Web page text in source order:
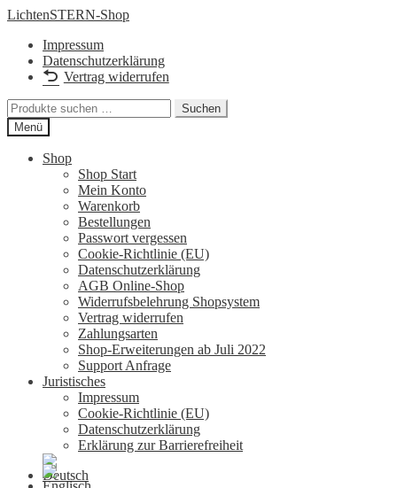
Zur
springen
Zum
springen
LichtenSTERN-Shop
Impressum
Datenschutzerklärung
Vertrag widerrufen
Suchen
nach:
Suchen
Menü
Shop
Shop Start
Mein Konto
Warenkorb
Bestellungen
Passwort vergessen
Cookie-Richtlinie (EU)
Datenschutzerklärung
AGB Online-Shop
Widerrufsbelehrung Shopsystem
Vertrag widerrufen
Zahlungsarten
Shop-Erweiterungen ab Juli 2022
Support Anfrage
Juristisches
Impressum
Cookie-Richtlinie (EU)
Datenschutzerklärung
Erklärung zur Barrierefreiheit